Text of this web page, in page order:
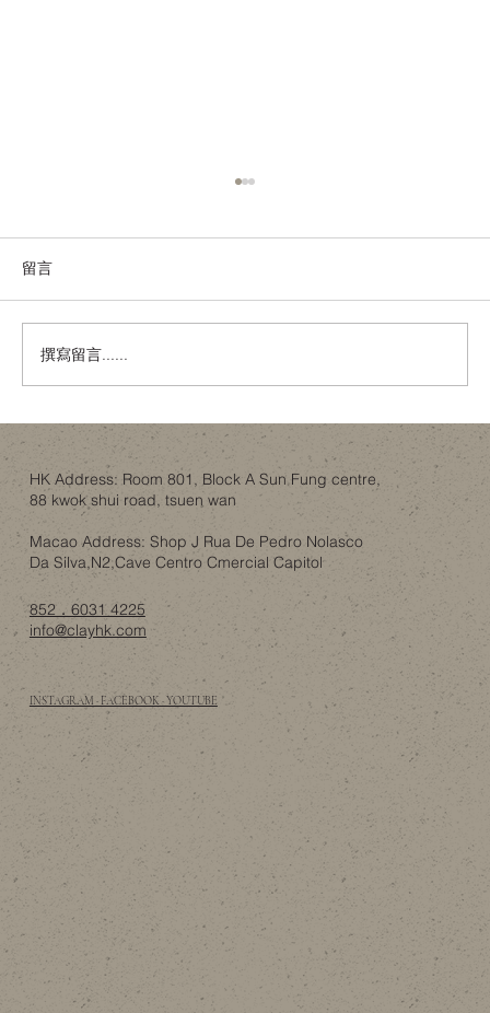
唔使去Idaho！香港樓底8呎都可以有「可開
合屋頂」嘅智慧？
留言
撰寫留言......
HK Address: Room 801, Block A Sun Fung centre,
88 kwok shui road, tsuen wan
Macao Address: Shop J Rua De Pedro Nolasco
Da Silva,N2,Cave Centro Cmercial Capitol
852．6031 4225
info@clayhk.com
INSTAGRAM · FACEBOOK · YOUTUBE